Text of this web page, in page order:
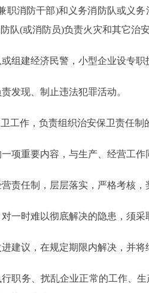
消防干部)和义务消防队或义务
队(或消防员)负责火灾和其它治
建经济民警，小型企业设专职
现、制止违法犯罪活动。
作，负责组织治安保卫责任制
重要内容，与生产、经营工作
任制，层层落实，严格考核，
时难以彻底解决的隐患，须采
议，在规定期限内解决，并将
务、扰乱企业正常的工作、生